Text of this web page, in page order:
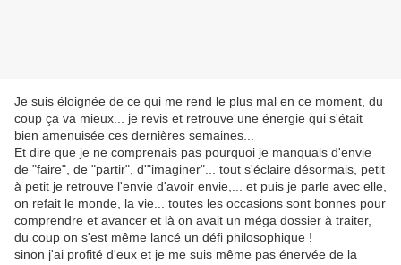
Je suis éloignée de ce qui me rend le plus mal en ce moment, du
coup ça va mieux... je revis et retrouve une énergie qui s'était
bien amenuisée ces dernières semaines...
Et dire que je ne comprenais pas pourquoi je manquais d'envie
de "faire", de "partir", d'"imaginer"... tout s'éclaire désormais, petit
à petit je retrouve l'envie d'avoir envie,... et puis je parle avec elle,
on refait le monde, la vie... toutes les occasions sont bonnes pour
comprendre et avancer et là on avait un méga dossier à traiter,
du coup on s'est même lancé un défi philosophique !
sinon j'ai profité d'eux et je me suis même pas énervée de la